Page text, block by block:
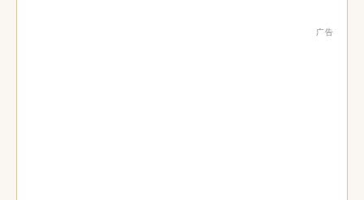
广告